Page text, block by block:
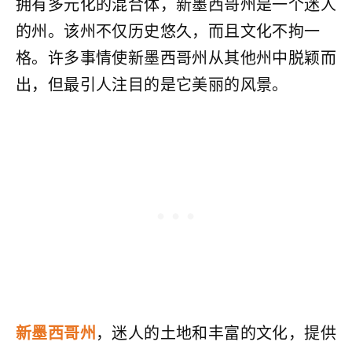
拥有多元化的混合体，新墨西哥州是一个迷人
的州。该州不仅历史悠久，而且文化不拘一
格。许多事情使新墨西哥州从其他州中脱颖而
出，但最引人注目的是它美丽的风景。
新墨西哥州 ，迷人的土地和丰富的文化，提供